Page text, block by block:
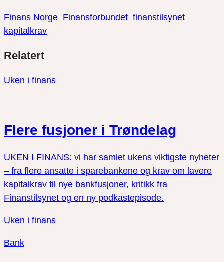
Finans Norge Finansforbundet finanstilsynet
kapitalkrav
link
på
på
Relatert
Uken i finans
Flere fusjoner i Trøndelag
UKEN I FINANS: vi har samlet ukens viktigste nyheter
– fra flere ansatte i sparebankene og krav om lavere
kapitalkrav til nye bankfusjoner, kritikk fra
Finanstilsynet og en ny podkastepisode.
Uken i finans
Bank